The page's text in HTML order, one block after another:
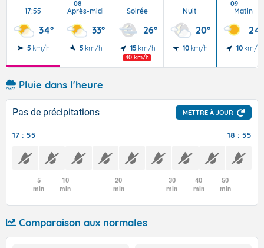
17:55
34°
5 km/h
08
Après-midi
33°
5 km/h
Soirée
26°
15 km/h
40 km/h
Nuit
20°
10 km/h
09
Matin
24°
10 km/h
Pluie dans l'heure
Pas de précipitations METTRE À JOUR
17 : 55 18 : 55
5
min
10
min
20
min
30
min
40
min
50
min
Comparaison aux normales